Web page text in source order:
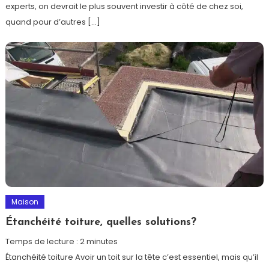
experts, on devrait le plus souvent investir à côté de chez soi,
quand pour d’autres […]
Maison
Étanchéité toiture, quelles solutions?
Temps de lecture : 2minutes
Étanchéité toiture Avoir un toit sur la tête c’est essentiel, mais qu’il